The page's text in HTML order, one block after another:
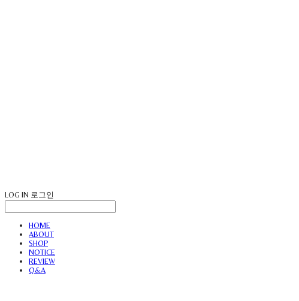
LOG IN 로그인
HOME
ABOUT
SHOP
NOTICE
REVIEW
Q&A